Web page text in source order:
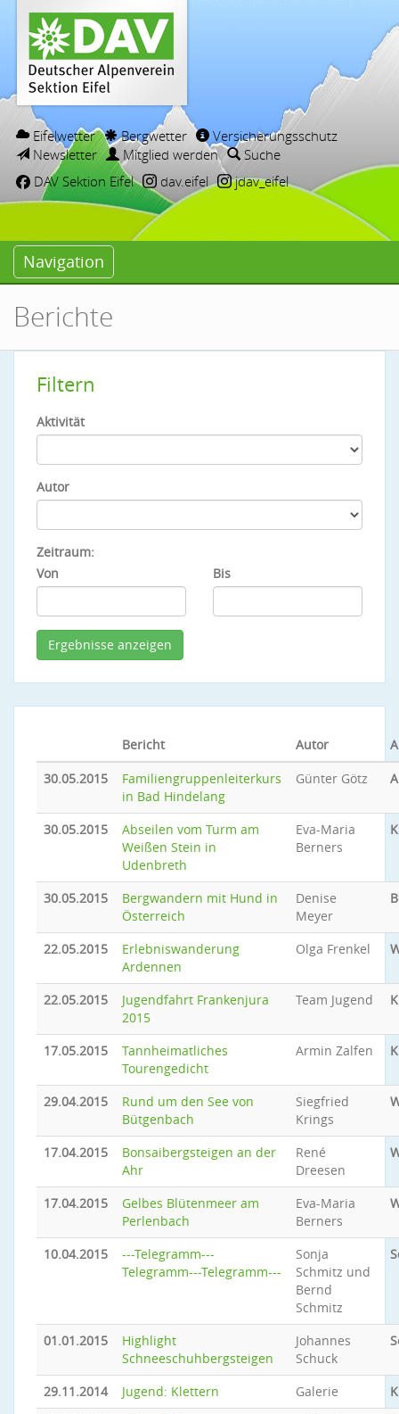
Eifelwetter Bergwetter
Versicherungsschutz
Newsletter
Mitglied werden
Suche
DAV Sektion Eifel
dav.eifel jdav_eifel
Navigation
Berichte
Filtern
Aktivität
Autor
Zeitraum:
Von
Bis
Bericht Autor
30.05.2015
Familiengruppenleiterkurs
in Bad Hindelang
Günter Götz
30.05.2015
Abseilen vom Turm am
Weißen Stein in
Udenbreth
Eva-Maria
Berners
30.05.2015
Bergwandern mit Hund in
Österreich
Denise
Meyer
22.05.2015
Erlebniswanderung
Ardennen
Olga Frenkel
22.05.2015
Jugendfahrt Frankenjura
2015
Team Jugend
17.05.2015
Tannheimatliches
Tourengedicht
Armin Zalfen
29.04.2015
Rund um den See von
Bütgenbach
Siegfried
Krings
17.04.2015
Bonsaibergsteigen an der
Ahr
René
Dreesen
17.04.2015
Gelbes Blütenmeer am
Perlenbach
Eva-Maria
Berners
10.04.2015
---Telegramm---
Telegramm---Telegramm---
Sonja
Schmitz und
Bernd
Schmitz
01.01.2015
Highlight
Schneeschuhbergsteigen
Johannes
Schuck
29.11.2014 Jugend: Klettern Galerie